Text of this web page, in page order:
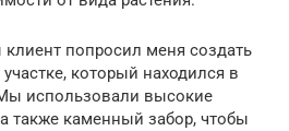
попросил меня создать
который находился в
использовали высокие
также каменный забор, чтобы